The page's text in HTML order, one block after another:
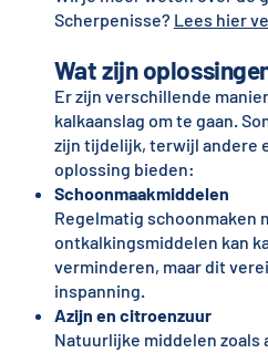
Scherpenisse? Lees hier
Wat zijn
Er zijn verschillende
kalkaanslag om te gaan.
zijn tijdelijk, terwijl andere
oplossing bieden:
Schoonmaakmiddelen
Regelmatig schoonmaken
ontkalkingsmiddelen kan
verminderen, maar dit
inspanning.
Azijn en citroenzuur
Natuurlijke middelen zoals